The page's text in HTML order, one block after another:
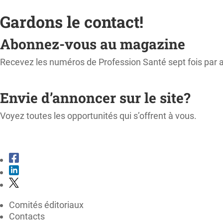
Gardons le contact!
Abonnez-vous au magazine
Recevez les numéros de Profession Santé sept fois par
Envie d’annoncer sur le site?
Voyez toutes les opportunités qui s’offrent à vous.
Comités éditoriaux
Contacts